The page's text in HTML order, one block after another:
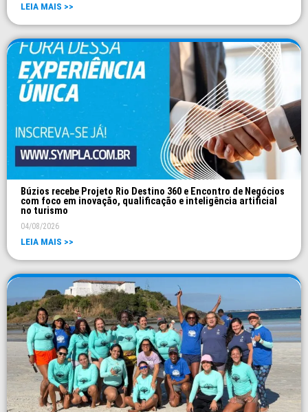
LEIA MAIS >>
Búzios recebe Projeto Rio Destino 360 e Encontro de Negócios
com foco em inovação, qualificação e inteligência artificial
no turismo
04/08/2026
LEIA MAIS >>